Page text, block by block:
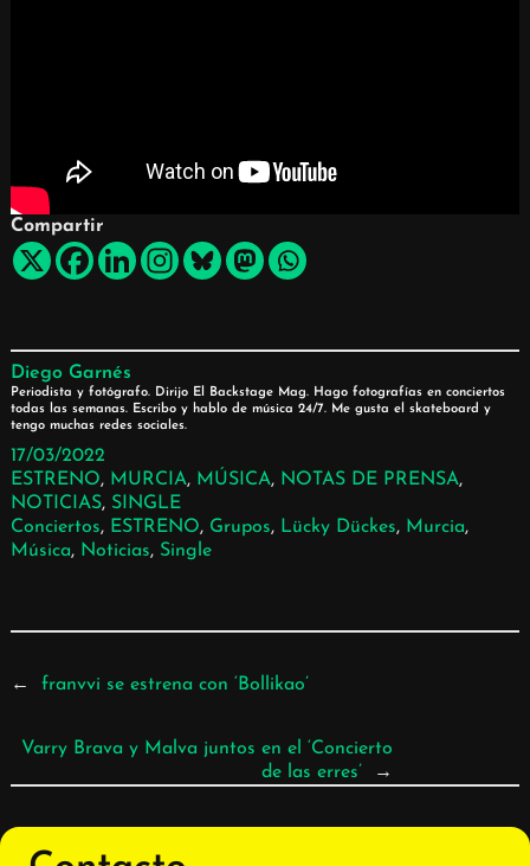
Compartir
Diego Garnés
Periodista y fotógrafo. Dirijo El Backstage Mag. Hago fotografías en conciertos
todas las semanas. Escribo y hablo de música 24/7. Me gusta el skateboard y
tengo muchas redes sociales.
17/03/2022
ESTRENO, MURCIA, MÚSICA, NOTAS DE PRENSA,
NOTICIAS, SINGLE
Conciertos, ESTRENO, Grupos, Lücky Dückes, Murcia ,
Música, Noticias, Single
← franvvi se estrena con ‘Bollikao’
Varry Brava y Malva juntos en el ‘Concierto
de las erres’
→